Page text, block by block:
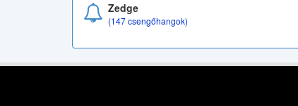
Zedge
(147 csengőhangok)